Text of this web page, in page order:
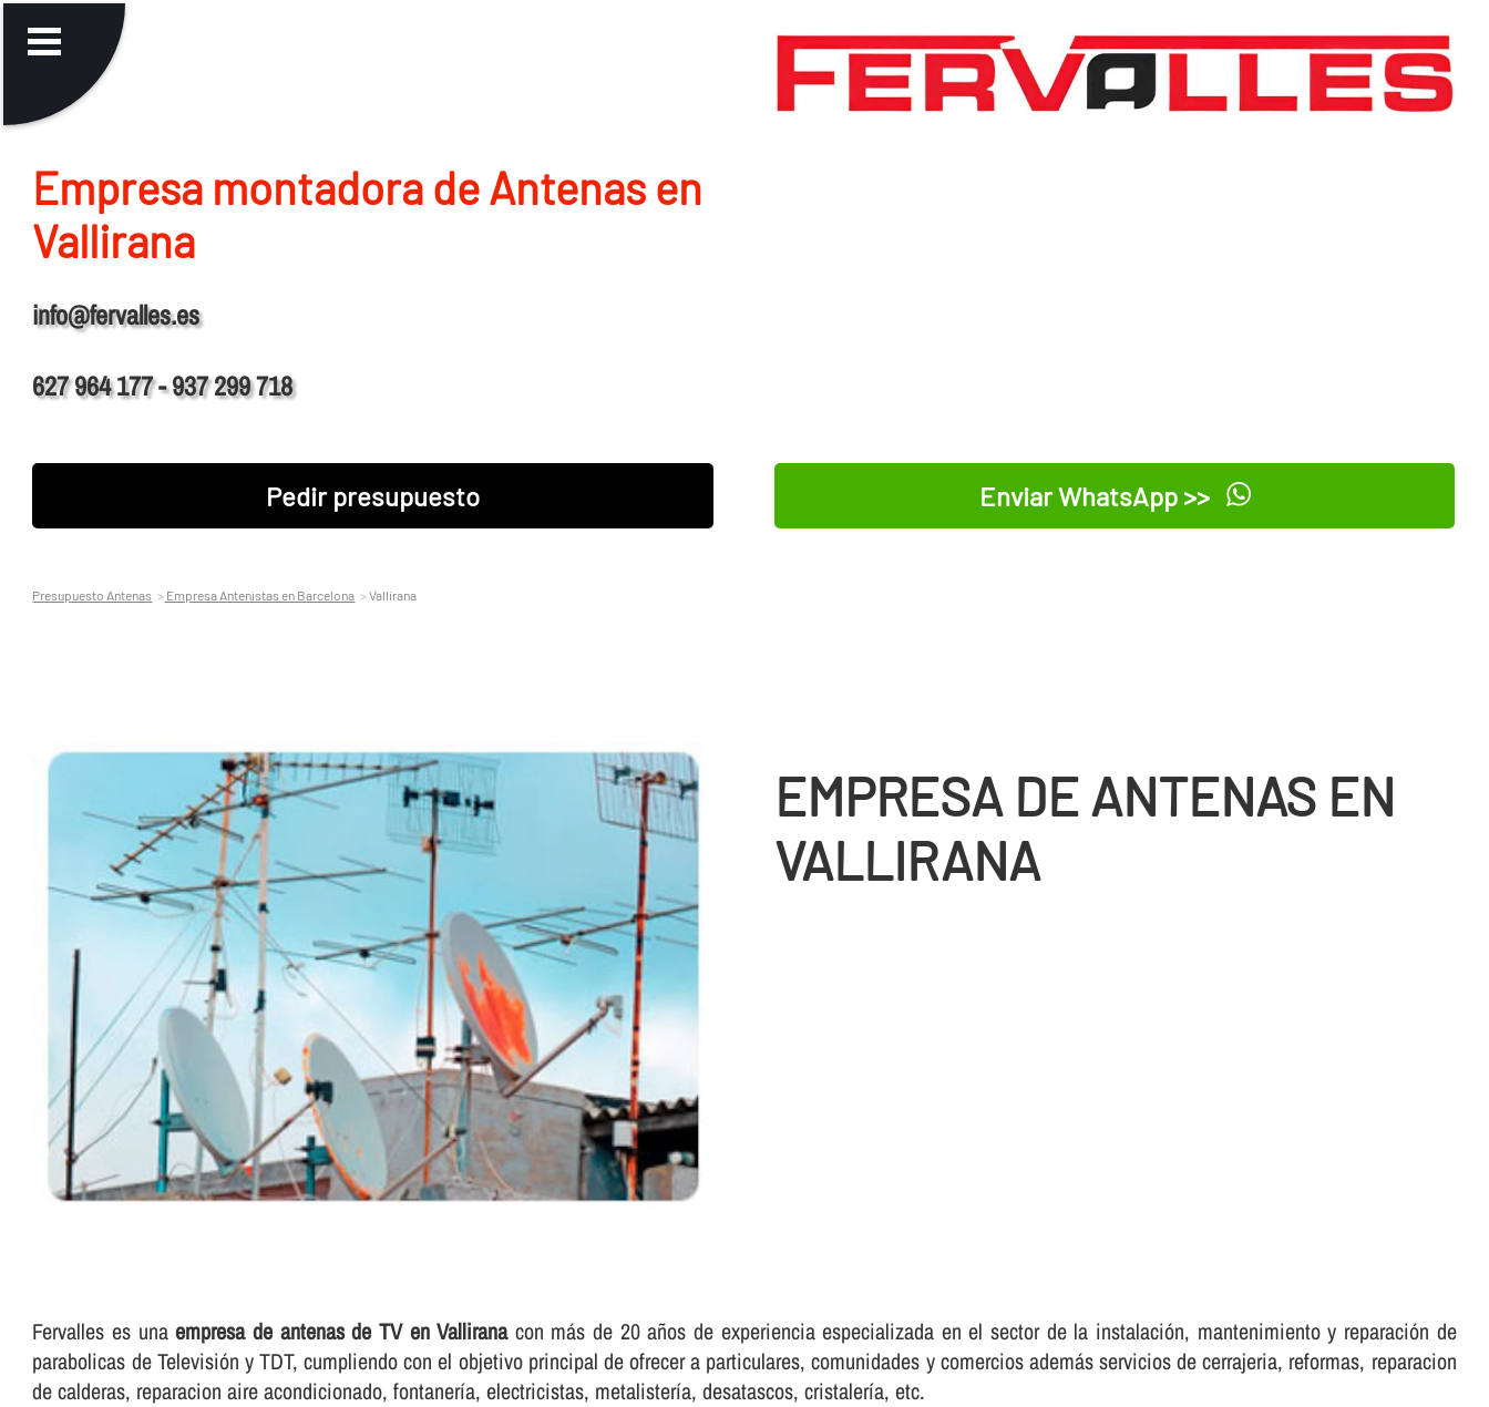
Empresa montadora de Antenas en
Vallirana
info@fervalles.es
627 964 177 - 937 299 718
Pedir presupuesto Enviar WhatsApp >>
Presupuesto Antenas Empresa Antenistas en Barcelona Vallirana
EMPRESA DE ANTENAS EN
VALLIRANA
Fervalles es unaempresa de antenas de TV en Valliranacon más de 20 años de experiencia especializada en el sector de la instalación, mantenimiento y reparación de
parabolicas de Televisión y TDT, cumpliendo con el objetivo principal de ofrecer a particulares, comunidades y comercios además servicios de cerrajeria, reformas, reparacion
de calderas, reparacion aire acondicionado, fontanerí­a, electricistas, metalisterí­a, desatascos, cristalerí­a, etc.